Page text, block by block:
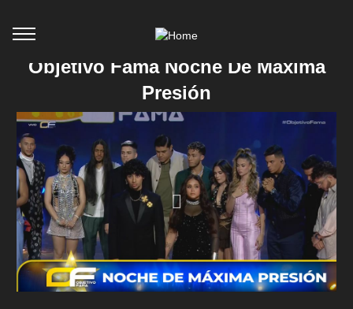
Objetivo Fama Noche De Máxima
Presión